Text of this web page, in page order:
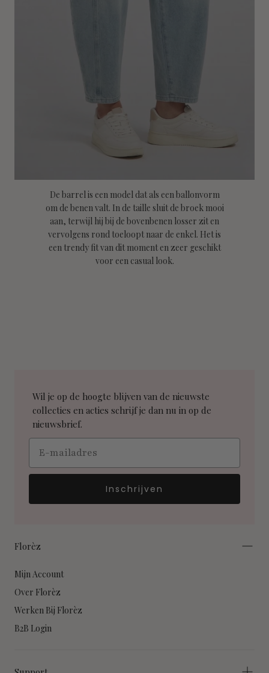
De barrel is een model dat als een ballonvorm
om de benen valt. In de taille sluit de broek mooi
aan, terwijl hij bij de bovenbenen losser zit en
vervolgens rond toeloopt naar de enkel. Het is
een trendy fit van dit moment en zeer geschikt
voor een casual look.
Wil je op de hoogte blijven van de nieuwste
collecties en acties schrijf je dan nu in op de
nieuwsbrief.
Inschrijven
Florèz
Mijn Account
Over Florèz
Werken Bij Florèz
B2B Login